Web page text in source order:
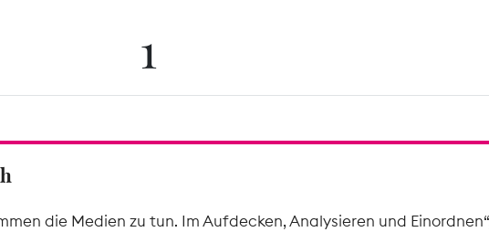
1
die Medien zu tun. Im Aufdecken, Analysieren und